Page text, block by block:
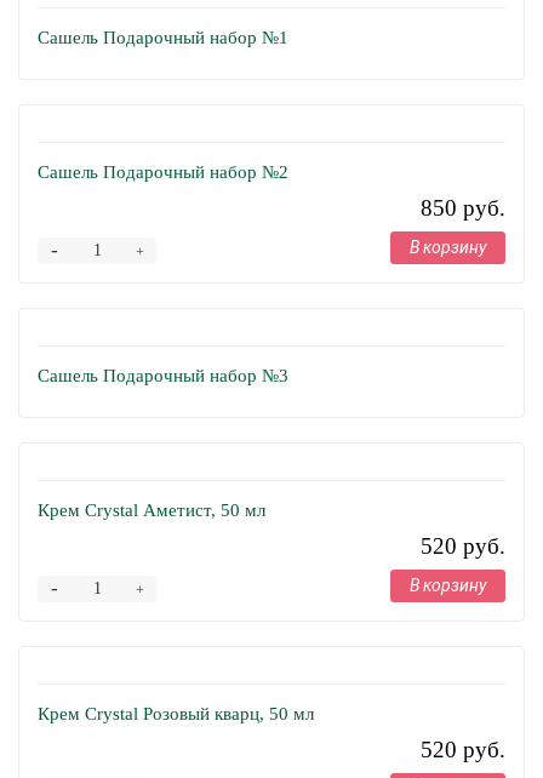
Сашель Подарочный набор №1
Сашель Подарочный набор №2
850 руб.
+
- В корзину
Сашель Подарочный набор №3
Крем Crystal Аметист, 50 мл
520 руб.
+
- В корзину
Крем Crystal Розовый кварц, 50 мл
520 руб.